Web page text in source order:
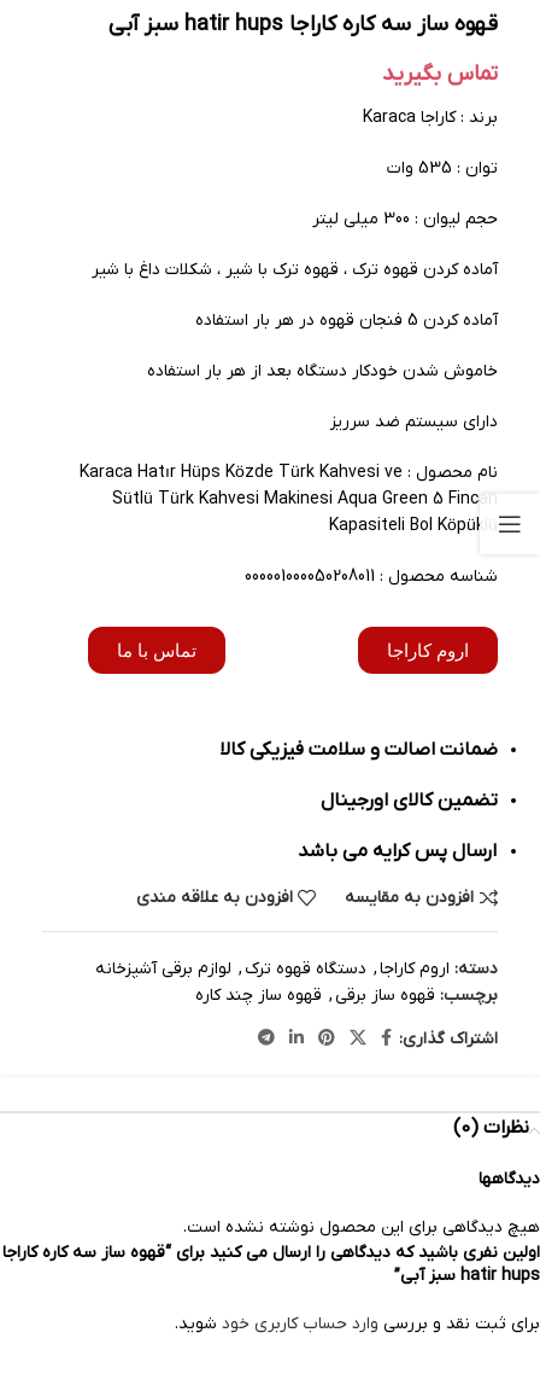
قهوه ساز سه کاره کاراجا‌ hatir hups سبز آبی
تماس بگیرید
برند : کاراجا Karaca
توان : 535 وات
حجم لیوان : 300 میلی لیتر
آماده کردن قهوه ترک ، قهوه ترک با شیر ، شکلات داغ با شیر
آماده کردن 5 فنجان قهوه در هر بار استفاده
خاموش شدن خودکار دستگاه بعد از هر بار استفاده
دارای سیستم ضد سرریز
نام محصول : Karaca Hatır Hüps Közde Türk Kahvesi ve
Sütlü Türk Kahvesi Makinesi Aqua Green 5 Fincan
Kapasiteli Bol Köpüklü
شناسه محصول : 000001000050208011
اروم کاراجا تماس با ما
ضمانت اصالت و سلامت فیزیکی کالا
تضمین کالای اورجینال
ارسال پس کرایه می باشد
افزودن به مقایسه افزودن به علاقه مندی
دسته: اروم کاراجا, دستگاه قهوه ترک , لوازم برقی آشپزخانه
برچسب: قهوه‌ ساز برقی, قهوه ساز چند کاره
اشتراک گذاری:
نظرات (0)
دیدگاهها
هیچ دیدگاهی برای این محصول نوشته نشده است.
اولین نفری باشید که دیدگاهی را ارسال می کنید برای “قهوه ساز سه کاره کاراجا‌
hatir hups سبز آبی”
برای ثبت نقد و بررسی وارد حساب کاربری خود شوید.